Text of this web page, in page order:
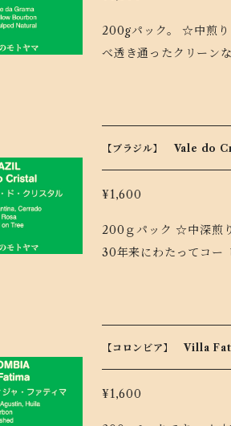
200gパック。 ☆中煎り パルプトナチュラルという精製方法は、一般のブラジルコーヒーに
べ透き通ったクリーン
【ブラジル】 Vale do
¥1,600
200ｇパック ☆中深煎り ダークチョコのようにほろ苦く、甘い香り バウ農園/トミオフクダ
30年来にわたってコー
れまでとは全く違うコ
地としては全くの無名
【コロンビア】 Villa
¥1,600